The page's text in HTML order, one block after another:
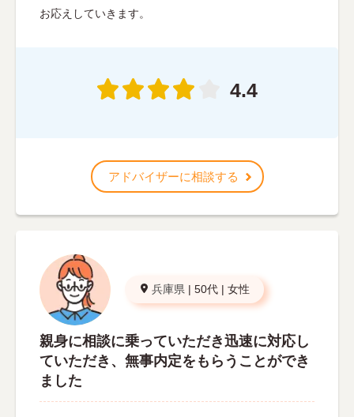
お応えしていきます。
4.4
アドバイザーに相談する
兵庫県 | 50代 | 女性
親身に相談に乗っていただき迅速に対応し
ていただき、無事内定をもらうことができ
ました